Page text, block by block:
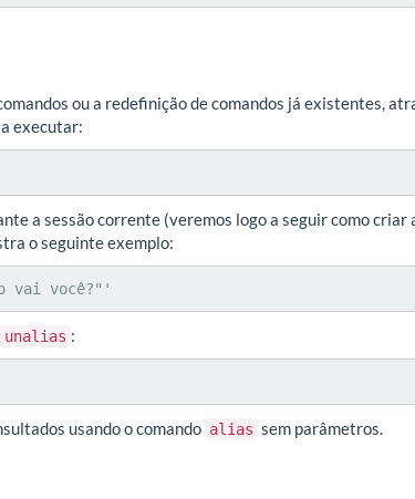
ou a redefinição de comandos já existentes,
executar:
a sessão corrente (veremos logo a seguir como
o seguinte exemplo:
vai você?"'
unalias :
usando o comando alias sem parâmetros.